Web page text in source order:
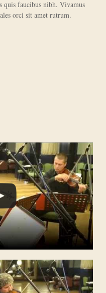
quis faucibus nibh. Vivamus
orci sit amet rutrum.